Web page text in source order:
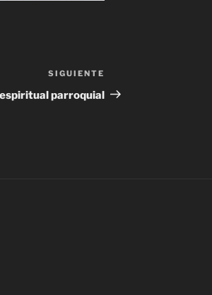
entrada
SIGUIENTE
parroquial